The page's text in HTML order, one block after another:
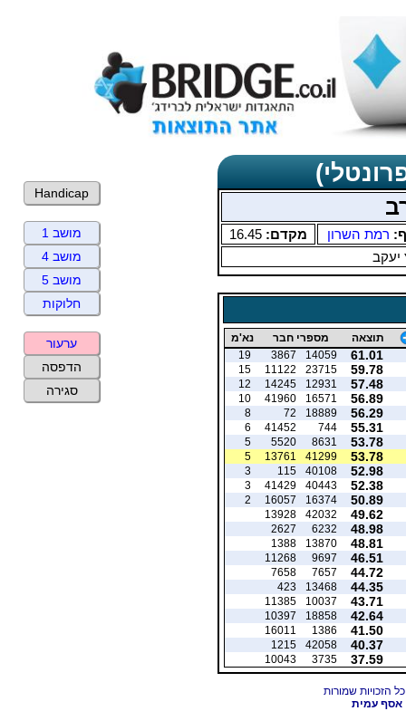
רמת השרון מקדם: 16.45
יעקב
תוצאה מספרי חבר נא'מ
61.01
14059
3867
19
59.78
23715
11122
15
57.48
12931
14245
12
56.89
16571
41960
10
56.29
18889
72
8
55.31
744
41452
6
53.78
8631
5520
5
53.78
41299
13761
5
52.98
40108
115
3
52.38
40443
41429
3
50.89
16374
16057
2
49.62
42032
13928
48.98
6232
2627
48.81
13870
1388
46.51
9697
11268
44.72
7657
7658
44.35
13468
423
43.71
10037
11385
42.64
18858
10397
41.50
1386
16011
40.37
42058
1215
37.59
3735
10043
אסף עמית
Handicap
מושב 1
מושב 4
מושב 5
חלוקות
ערעור
הדפסה
סגירה